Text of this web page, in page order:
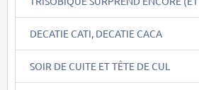
DECATIE CATI, DECATIE CACA
SOIR DE CUITE ET TÊTE DE CUL